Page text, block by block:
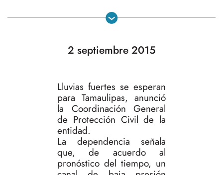
2 septiembre 2015
Lluvias fuertes se esperan
para Tamaulipas, anunció
la Coordinación General
de Protección Civil de la
entidad.
La dependencia señala
que, de acuerdo al
pronóstico del tiempo, un